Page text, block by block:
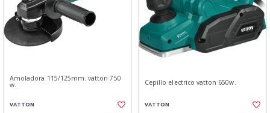
Amoladora 115/125mm. vatton 750
w.
VATTON
Cepillo electrico vatton 650w.
VATTON